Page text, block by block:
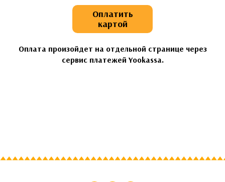
Оплатить
картой
Оплата произойдет на отдельной странице через
сервис платежей Yookassa.